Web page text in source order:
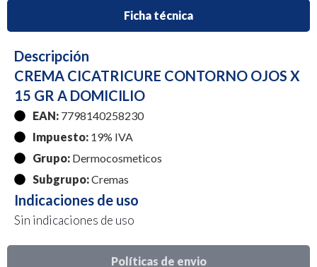
Ficha técnica
Políticas de envio
Descripción
CREMA CICATRICURE CONTORNO OJOS X
15 GR A DOMICILIO
EAN: 7798140258230
Impuesto: 19% IVA
Grupo: Dermocosmeticos
Subgrupo:Cremas
Indicaciones de uso
Sin indicaciones de uso